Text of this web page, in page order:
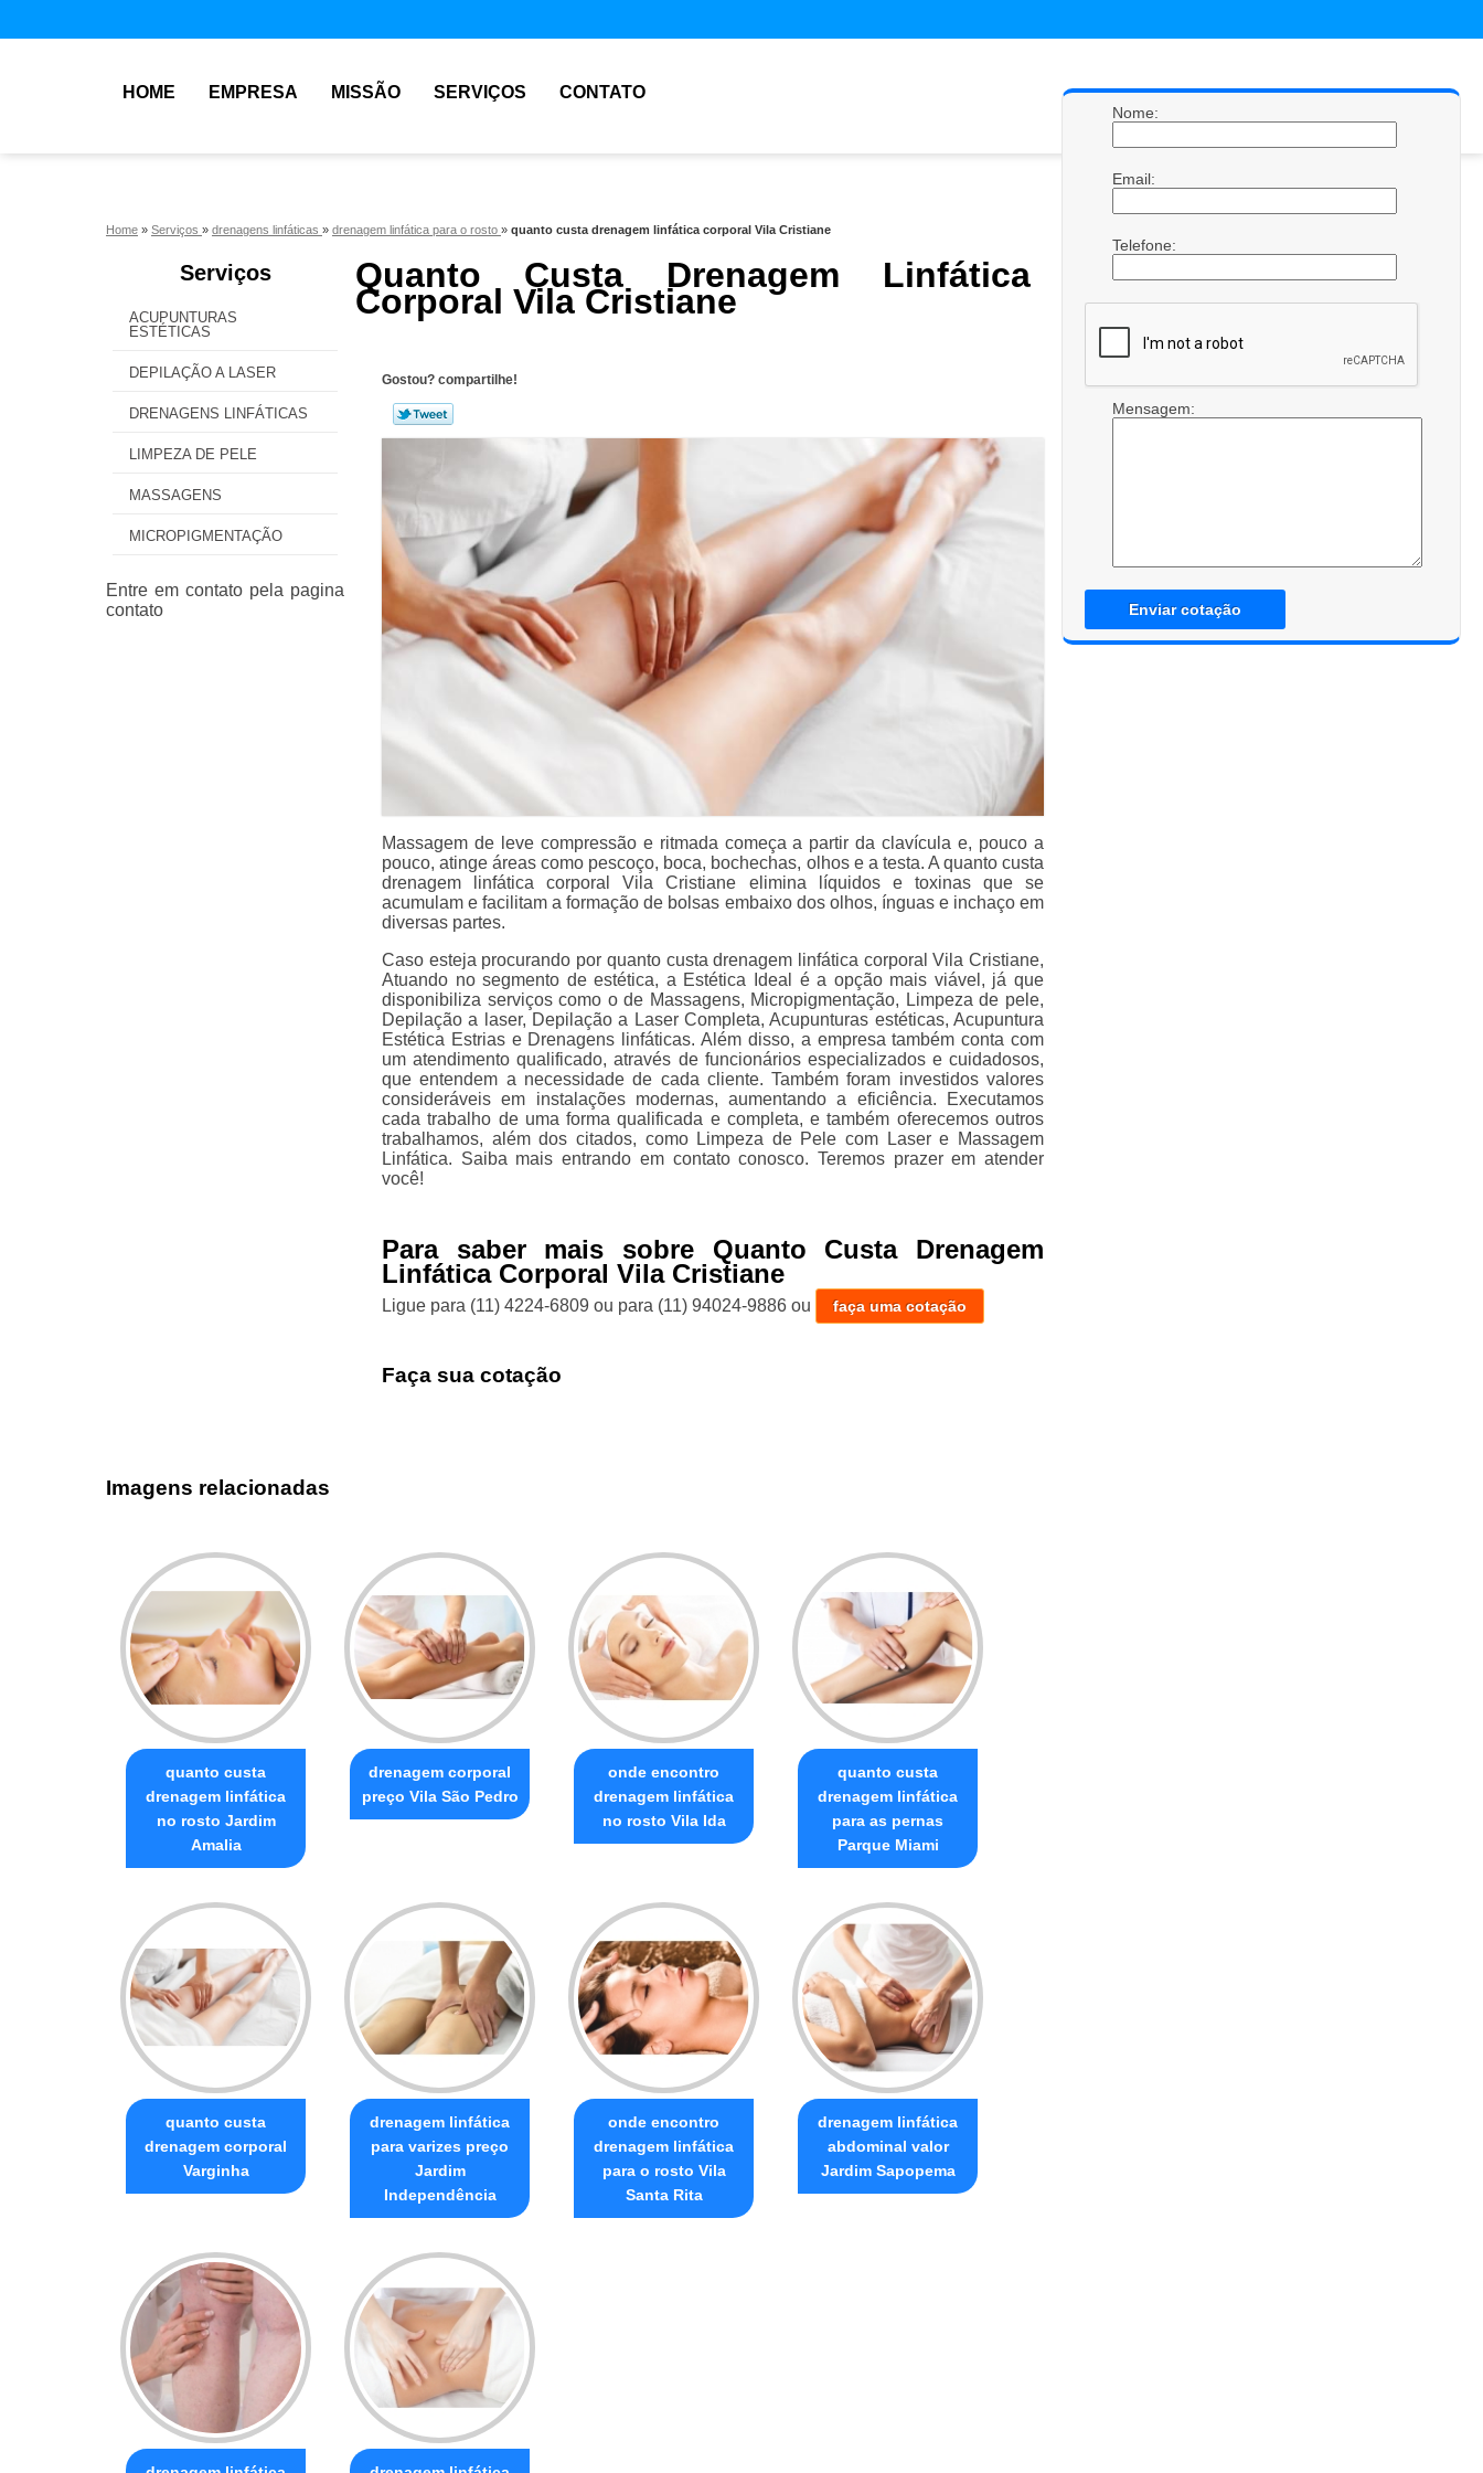
HOME EMPRESA MISSÃO SERVIÇOS CONTATO
Home » Serviços » drenagens linfáticas » drenagem linfática para o rosto » quanto custa drenagem linfática corporal Vila Cristiane
Serviços
ACUPUNTURAS
ESTÉTICAS
DEPILAÇÃO A LASER
DRENAGENS LINFÁTICAS
LIMPEZA DE PELE
MASSAGENS
MICROPIGMENTAÇÃO
Quanto Custa Drenagem Linfática
Corporal Vila Cristiane
Gostou? compartilhe!
Massagem de leve compressão e ritmada começa a partir da clavícula e, pouco a
pouco, atinge áreas como pescoço, boca, bochechas, olhos e a testa. A quanto custa
drenagem linfática corporal Vila Cristiane elimina líquidos e toxinas que se
acumulam e facilitam a formação de bolsas embaixo dos olhos, ínguas e inchaço em
diversas partes.
Caso esteja procurando por quanto custa drenagem linfática corporal Vila Cristiane,
Atuando no segmento de estética, a Estética Ideal é a opção mais viável, já que
disponibiliza serviços como o de Massagens, Micropigmentação, Limpeza de pele,
Depilação a laser, Depilação a Laser Completa, Acupunturas estéticas, Acupuntura
Estética Estrias e Drenagens linfáticas. Além disso, a empresa também conta com
um atendimento qualificado, através de funcionários especializados e cuidadosos,
que entendem a necessidade de cada cliente. Também foram investidos valores
consideráveis em instalações modernas, aumentando a eficiência. Executamos
cada trabalho de uma forma qualificada e completa, e também oferecemos outros
trabalhamos, além dos citados, como Limpeza de Pele com Laser e Massagem
Linfática. Saiba mais entrando em contato conosco. Teremos prazer em atender
você!
Para saber mais sobre Quanto Custa Drenagem
Linfática Corporal Vila Cristiane
Ligue para (11) 4224-6809 ou para (11) 94024-9886 ou faça uma cotação
Faça sua cotação
Nome:
Email:
Telefone:
Mensagem:
Enviar cotação
Imagens relacionadas
quanto custa
drenagem linfática
no rosto Jardim
Amalia
drenagem corporal
preço Vila São Pedro
onde encontro
drenagem linfática
no rosto Vila Ida
quanto custa
drenagem linfática
para as pernas
Parque Miami
quanto custa
drenagem corporal
Varginha
drenagem linfática
para varizes preço
Jardim
Independência
onde encontro
drenagem linfática
para o rosto Vila
Santa Rita
drenagem linfática
abdominal valor
Jardim Sapopema